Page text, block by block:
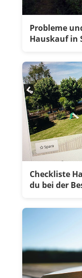
Probleme
Hauskauf in
Checkliste
du bei der